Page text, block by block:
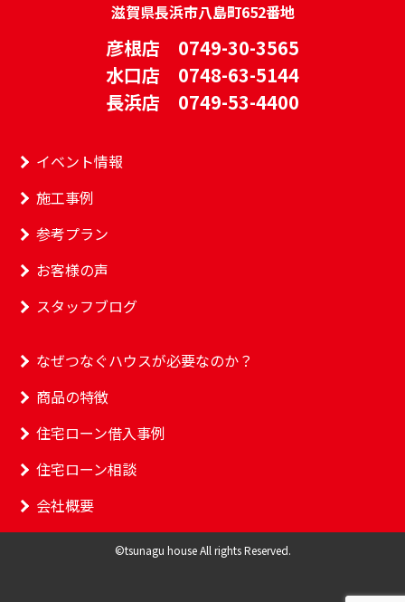
滋賀県長浜市八島町652番地
彦根店 0749-30-3565
水口店 0748-63-5144
長浜店 0749-53-4400
イベント情報
施工事例
参考プラン
お客様の声
スタッフブログ
なぜつなぐハウスが必要なのか？
商品の特徴
住宅ローン借入事例
住宅ローン相談
会社概要
©tsunagu house All rights Reserved.